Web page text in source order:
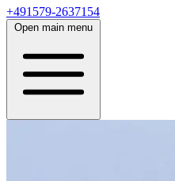
+491579-2637154
Open main menu